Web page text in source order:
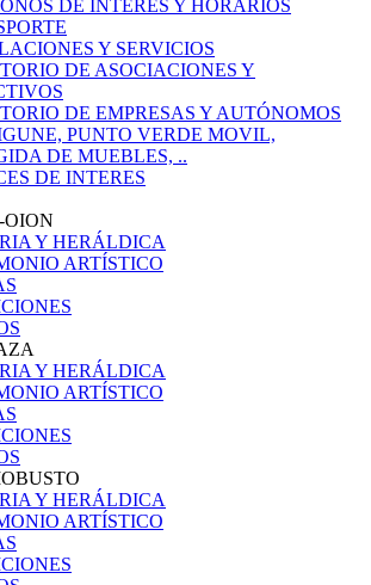
DE INTERÉS Y HORARIOS
Y SERVICIOS
DE ASOCIACIONES Y
DE EMPRESAS Y AUTÓNOMOS
PUNTO VERDE MOVIL,
DE MUEBLES, ..
DE INTERES
Y HERÁLDICA
ARTÍSTICO
Y HERÁLDICA
ARTÍSTICO
Y HERÁLDICA
ARTÍSTICO